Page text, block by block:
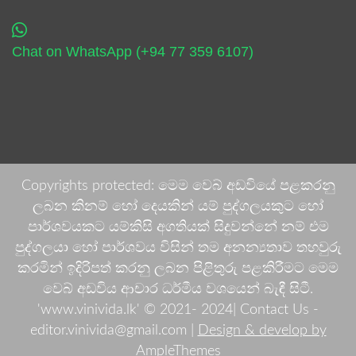
Chat on WhatsApp (+94 77 359 6107)
Copyrights protected: මෙම වෙබ් අඩවියේ පළකරනු
ලබන කිනම් හෝ දෙයකින් යම් පුද්ගලයකුට හෝ
පාර්ශවයකට යම්කිසි අගතියක් සිදුවන්නේ නම් එම
පුද්ගලයා හෝ පාර්ශවය විසින් තම අනන්‍යතාව තහවුරු
කරමින් ඉදිරිපත් කරනු ලබන පිළිතුරු පළකිරීමට මෙම
වෙබ් අඩවිය ආචාර ධර්මීය වශයෙන් බැඳී සිටී.
'www.vinivida.lk' © 2021- 2024| Contact Us -
editor.vinivida@gmail.com |
Design & develop by
AmpleThemes